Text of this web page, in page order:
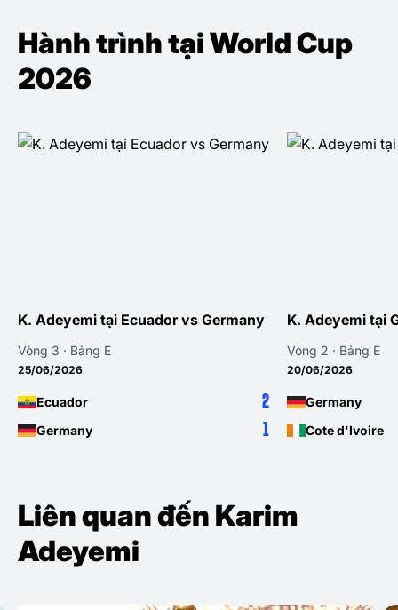
Hành trình tại World Cup
2026
K. Adeyemi tại Ecuador vs Germany
Vòng 3 · Bảng E
25/06/2026
Ecuador 2
Germany 1
K. Adeyemi tại
Vòng 2 · Bảng E
20/06/2026
Germany
Cote d'Ivoire
Liên quan đến Karim
Adeyemi